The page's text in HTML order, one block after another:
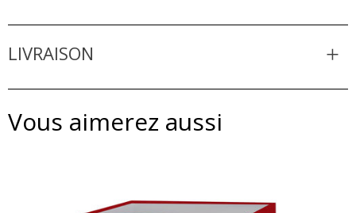
LIVRAISON
Vous aimerez aussi